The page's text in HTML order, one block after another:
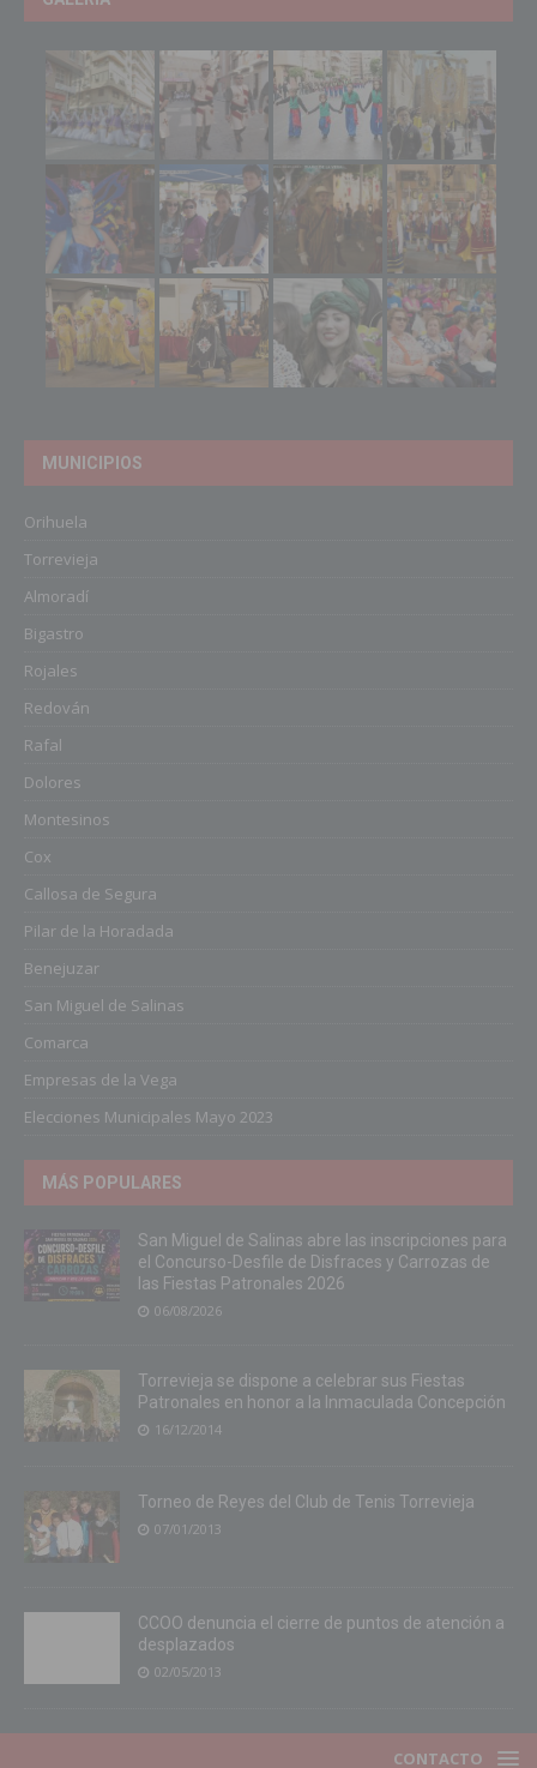
MUNICIPIOS
Orihuela
Torrevieja
Almoradí
Bigastro
Rojales
Redován
Rafal
Dolores
Montesinos
Cox
Callosa de Segura
Pilar de la Horadada
Benejuzar
San Miguel de Salinas
Comarca
Empresas de la Vega
Elecciones Municipales Mayo 2023
MÁS POPULARES
San Miguel de Salinas abre las inscripciones para
el Concurso-Desfile de Disfraces y Carrozas de
las Fiestas Patronales 2026
06/08/2026
Torrevieja se dispone a celebrar sus Fiestas
Patronales en honor a la Inmaculada Concepción
16/12/2014
Torneo de Reyes del Club de Tenis Torrevieja
07/01/2013
CCOO denuncia el cierre de puntos de atención a
desplazados
02/05/2013
CONTACTO